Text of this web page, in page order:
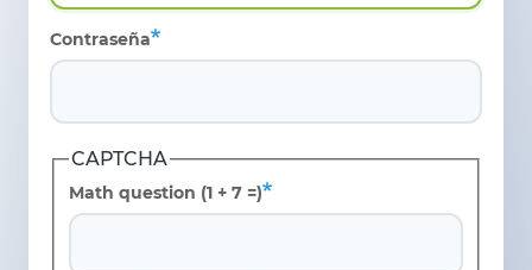
Contraseña
CAPTCHA
Math question (1 + 7 =)